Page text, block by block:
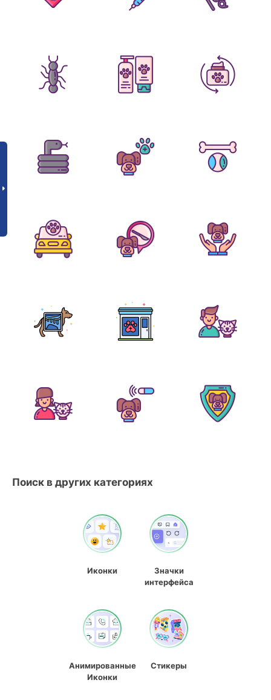
Поиск в других категориях
Иконки
Значки
интерфейса
Анимированные
Иконки
Стикеры